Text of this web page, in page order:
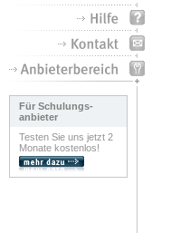
Für Schulungs-
anbieter
Testen Sie uns jetzt 2
Monate kostenlos!